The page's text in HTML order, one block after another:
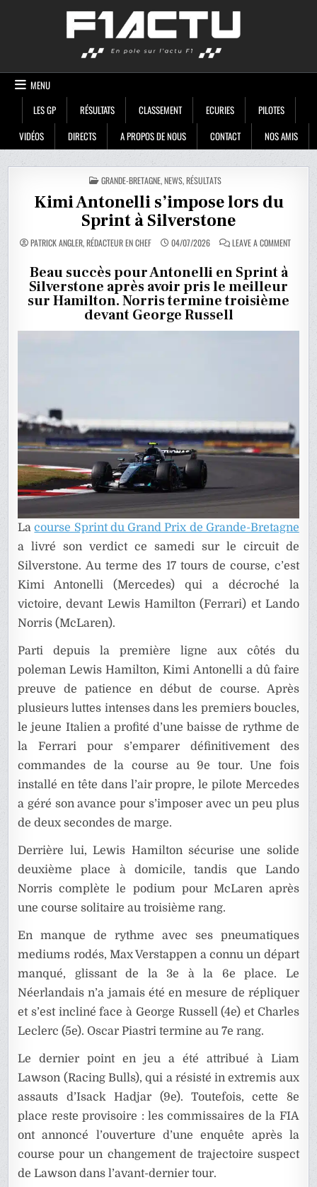
MENU
LES GP
RÉSULTATS CLASSEMENT ECURIES
PILOTES
VIDÉOS
DIRECTS A PROPOS DE NOUS CONTACT NOS AMIS
POSTED
IN
GRANDE-BRETAGNE,NEWS,RÉSULTATS
Kimi Antonelli s’impose lors du
Sprint à Silverstone
PATRICK ANGLER, RÉDACTEUR EN CHEF 04/07/2026 LEAVE A COMMENTON
KIMI
Beau succès pour Antonelli en Sprint à
Silverstone après avoir pris le meilleur
sur Hamilton. Norris termine troisième
devant George Russell
Lacourse Sprint du Grand Prix de Grande-Bretagne
a livré son verdict ce samedi sur le circuit de
Silverstone. Au terme des 17 tours de course, c’est
Kimi Antonelli (Mercedes) qui a décroché la
victoire, devant Lewis Hamilton (Ferrari) et Lando
Norris (McLaren).
Parti depuis la première ligne aux côtés du
poleman Lewis Hamilton, Kimi Antonelli a dû faire
preuve de patience en début de course. Après
plusieurs luttes intenses dans les premiers boucles,
le jeune Italien a profité d’une baisse de rythme de
la Ferrari pour s’emparer définitivement des
commandes de la course au 9e tour. Une fois
installé en tête dans l’air propre, le pilote Mercedes
a géré son avance pour s’imposer avec un peu plus
de deux secondes de marge.
Derrière lui, Lewis Hamilton sécurise une solide
deuxième place à domicile, tandis que Lando
Norris complète le podium pour McLaren après
une course solitaire au troisième rang.
En manque de rythme avec ses pneumatiques
mediums rodés, Max Verstappen a connu un départ
manqué, glissant de la 3e à la 6e place. Le
Néerlandais n’a jamais été en mesure de répliquer
et s’est incliné face à George Russell (4e) et Charles
Leclerc (5e). Oscar Piastri termine au 7e rang.
Le dernier point en jeu a été attribué à Liam
Lawson (Racing Bulls), qui a résisté in extremis aux
assauts d’Isack Hadjar (9e). Toutefois, cette 8e
place reste provisoire : les commissaires de la FIA
ont annoncé l’ouverture d’une enquête après la
course pour un changement de trajectoire suspect
de Lawson dans l’avant-dernier tour.